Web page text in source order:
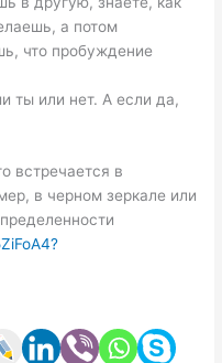
а потом
что пробуждение
ты или нет. А если да,
встречается в
в черном зеркале или